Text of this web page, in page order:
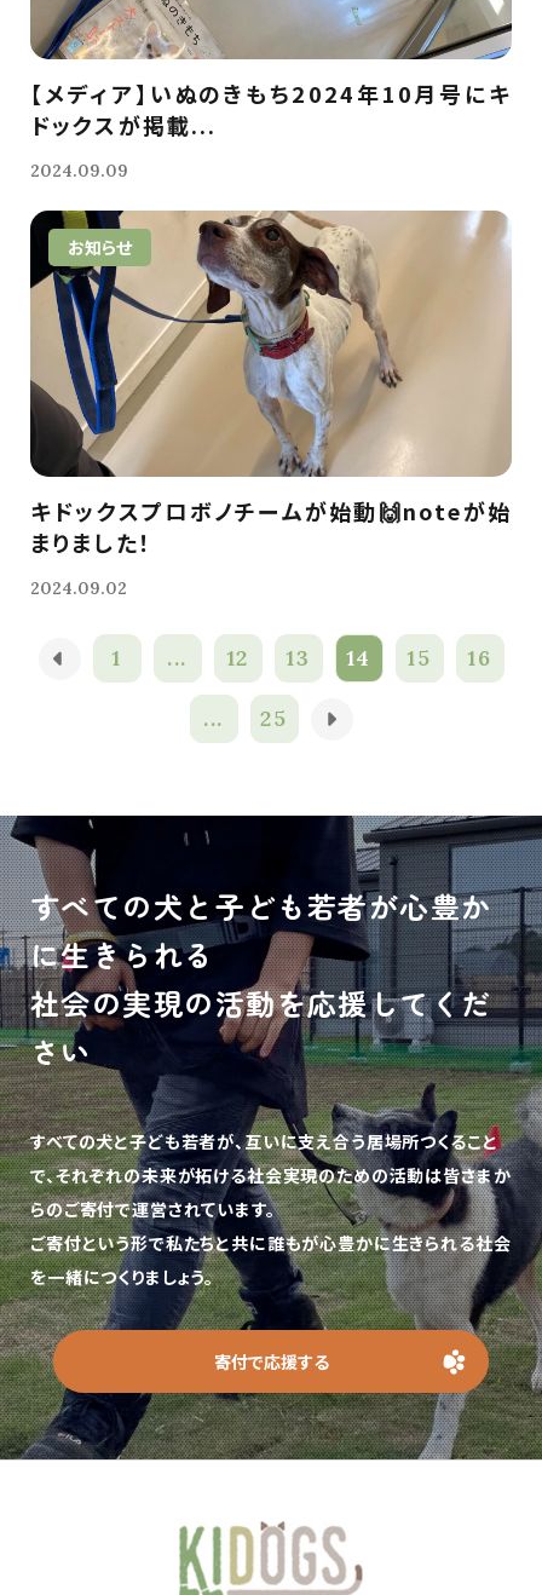
【メディア】いぬのきもち2024年10月号にキ
ドックスが掲載...
2024.09.09
お知らせ
キドックスプロボノチームが始動🙌noteが始
まりました！
2024.09.02
1 ... 12 13 14 15 16
... 25
すべての犬と子ども若者が心豊か
に生きられる
社会の実現の活動を応援してくだ
さい
すべての犬と子ども若者が、互いに支え合う居場所つくること
で、それぞれの未来が拓ける社会実現のための活動は皆さまか
らのご寄付で運営されています。
ご寄付という形で私たちと共に誰もが心豊かに生きられる社会
を一緒につくりましょう。
寄付で応援する